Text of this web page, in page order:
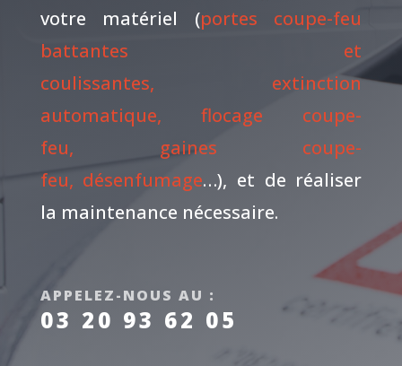
votre matériel (portes coupe-feu
battantes et
coulissantes, extinction
automatique, flocage coupe-
feu, gaines coupe-
feu, désenfumage…), et de réaliser
la maintenance nécessaire.
APPELEZ-NOUS AU :
03 20 93 62 05